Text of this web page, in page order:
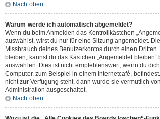
Nach oben
Warum werde ich automatisch abgemeldet?
Wenn du beim Anmelden das Kontrollkästchen
auswählst, wirst du nur für eine Sitzung angemeldet.
Missbrauch deines Benutzerkontos durch einen
bleiben, kannst du das Kästchen „Angemeldet bleiben“
auswählen. Dies ist nicht empfehlenswert, wenn du
Computer, zum Beispiel in einem Internetcafé,
nicht zur Verfügung steht, dann wurde sie vermutlich
Administration ausgeschaltet.
Nach oben